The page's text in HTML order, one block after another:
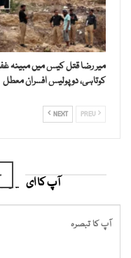
میر رضا قتل کیس میں مبینہ
کوتاہی، دو پولیس افسران معطل
NEXT
آپ کا ای میل